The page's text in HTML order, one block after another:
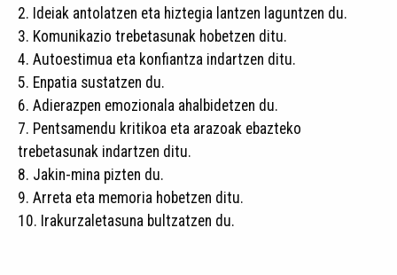
2. Ideiak antolatzen eta hiztegia lantzen laguntzen du.
3. Komunikazio trebetasunak hobetzen ditu.
4. Autoestimua eta konfiantza indartzen ditu.
5. Enpatia sustatzen du.
6. Adierazpen emozionala ahalbidetzen du.
7. Pentsamendu kritikoa eta arazoak ebazteko
trebetasunak indartzen ditu.
8. Jakin-mina pizten du.
9. Arreta eta memoria hobetzen ditu.
10. Irakurzaletasuna bultzatzen du.